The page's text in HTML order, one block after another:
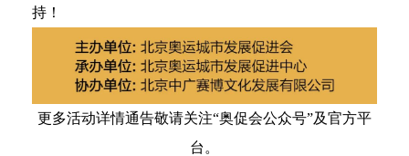
持！
更多活动详情通告敬请关注“奥促会公众号”及官方平
台。